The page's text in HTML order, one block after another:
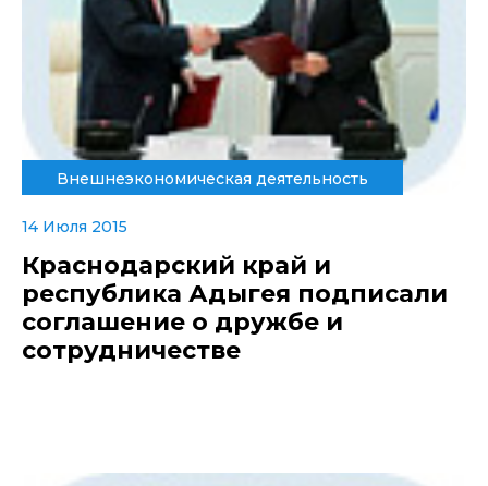
Внешнеэкономическая деятельность
14 Июля 2015
Краснодарский край и
республика Адыгея подписали
соглашение о дружбе и
сотрудничестве